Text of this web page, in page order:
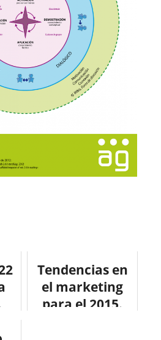
Tendencias en
el marketing
para el 2015.